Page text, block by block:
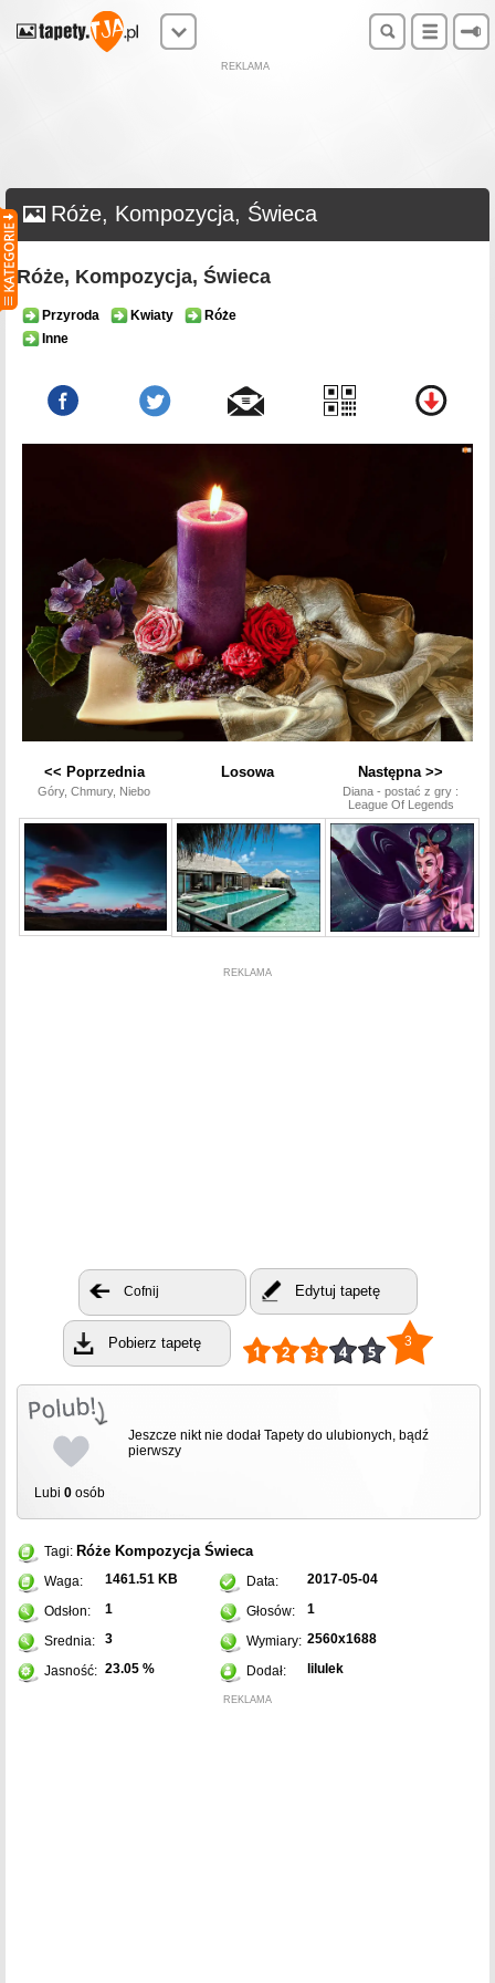
REKLAMA
Róże, Kompozycja, Świeca
Róże, Kompozycja, Świeca
Przyroda Kwiaty
Róże
Inne
<< Poprzednia
Góry, Chmury, Niebo
Losowa Następna >>
Diana - postać z gry :
League Of Legends
REKLAMA
Cofnij Edytuj tapetę
Pobierz tapetę 3
Lubi 0 osób
Jeszcze nikt nie dodał Tapety do ulubionych, bądź
pierwszy
Tagi: Róże Kompozycja Świeca
Waga: 1461.51 KB Data: 2017-05-04
Odsłon: 1 Głosów: 1
Srednia: 3 Wymiary: 2560x1688
Jasność: 23.05 % Dodał: lilulek
REKLAMA